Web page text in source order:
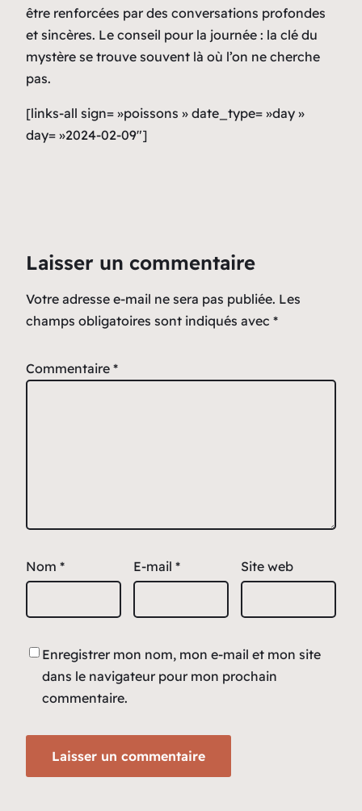
être renforcées par des conversations profondes
et sincères. Le conseil pour la journée : la clé du
mystère se trouve souvent là où l’on ne cherche
pas.
[links-all sign= »poissons » date_type= »day »
day= »2024-02-09″]
Laisser un commentaire
Votre adresse e-mail ne sera pas publiée. Les
champs obligatoires sont indiqués avec *
Commentaire *
Nom * E-mail * Site web
Enregistrer mon nom, mon e-mail et mon site
dans le navigateur pour mon prochain
commentaire.